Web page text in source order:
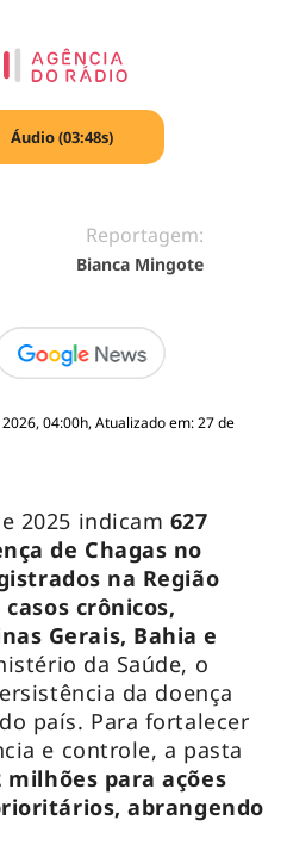
Áudio (03:48s)
Reportagem:
Bianca Mingote
04:00h, Atualizado em: 27 de
2025 indicam 627
de Chagas no
na Região
casos crônicos,
Gerais, Bahia e
da Saúde, o
da doença
país. Para fortalecer
e controle, a pasta
milhões para ações
abrangendo